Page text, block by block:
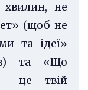
хвилин, не
(щоб не
та ідеї»
та «Що
це твій